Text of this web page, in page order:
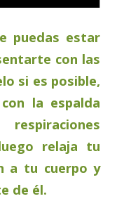
puedas estar
con las
si es posible,
la espalda
relaja tu
a tu cuerpo y
de él.